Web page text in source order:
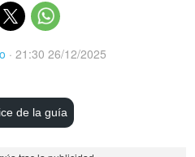
· 21:30 26/12/2025
de la guía